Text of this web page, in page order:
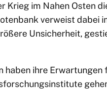
Krieg im Nahen Osten
verweist dabei
Unsicherheit,
haben ihre